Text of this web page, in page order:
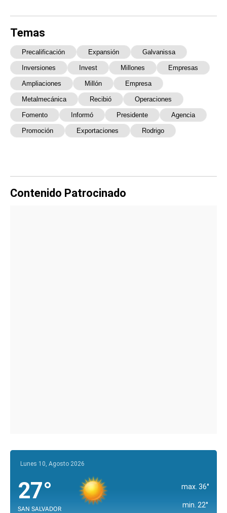
Temas
Precalificación Expansión Galvanissa
Inversiones Invest Millones Empresas
Ampliaciones Millón Empresa
Metalmecánica Recibió Operaciones
Fomento Informó Presidente Agencia
Promoción Exportaciones Rodrigo
Contenido Patrocinado
Lunes 10, Agosto 2026
27°
SAN SALVADOR
max. 36°
min. 22°